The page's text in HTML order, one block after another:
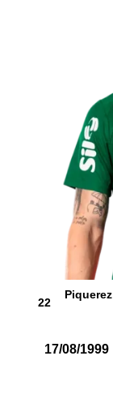
22
Piquerez
17/08/1999